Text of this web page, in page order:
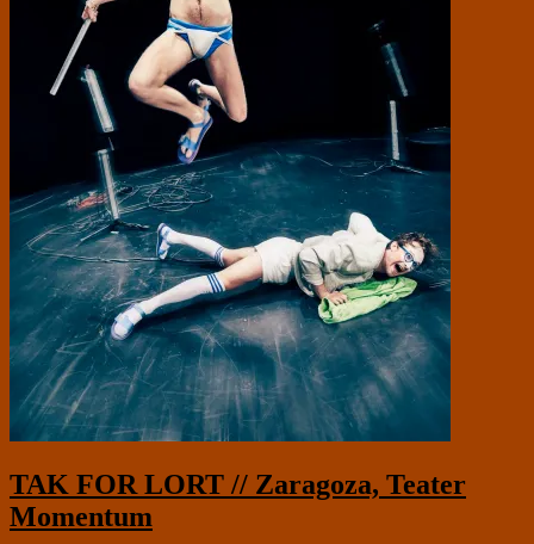
TAK FOR LORT // Zaragoza, Teater
Momentum